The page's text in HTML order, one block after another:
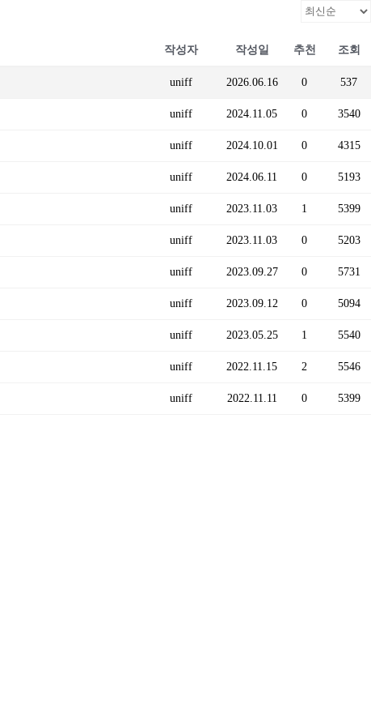
작성자 작성일 추천 조회
uniff 2026.06.16 0 537
uniff 2024.11.05 0 3540
uniff 2024.10.01 0 4315
uniff 2024.06.11 0 5193
uniff 2023.11.03 1 5399
uniff 2023.11.03 0 5203
uniff 2023.09.27 0 5731
uniff 2023.09.12 0 5094
uniff 2023.05.25 1 5540
uniff 2022.11.15 2 5546
uniff 2022.11.11 0 5399